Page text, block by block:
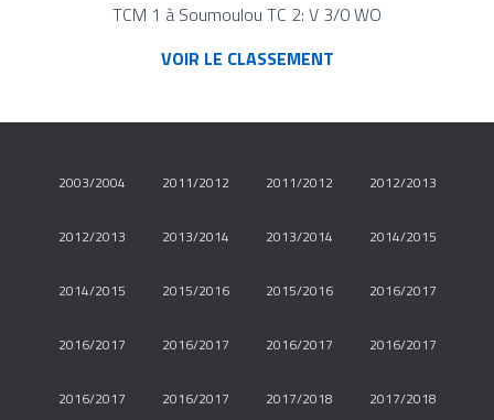
TCM 1 à Soumoulou TC 2: V 3/0 WO
VOIR LE CLASSEMENT
2003/2004 2011/2012 2011/2012 2012/2013
2012/2013 2013/2014 2013/2014 2014/2015
2014/2015 2015/2016 2015/2016 2016/2017
2016/2017 2016/2017 2016/2017 2016/2017
2016/2017 2016/2017 2017/2018 2017/2018